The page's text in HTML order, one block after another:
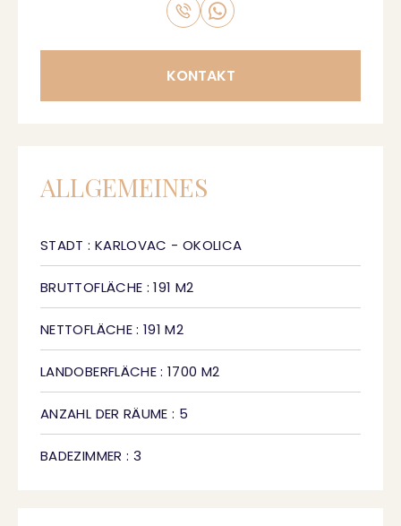
KONTAKT
ALLGEMEINES
STADT : KARLOVAC - OKOLICA
BRUTTOFLÄCHE : 191 M2
NETTOFLÄCHE : 191 M2
LANDOBERFLÄCHE : 1700 M2
ANZAHL DER RÄUME : 5
BADEZIMMER : 3